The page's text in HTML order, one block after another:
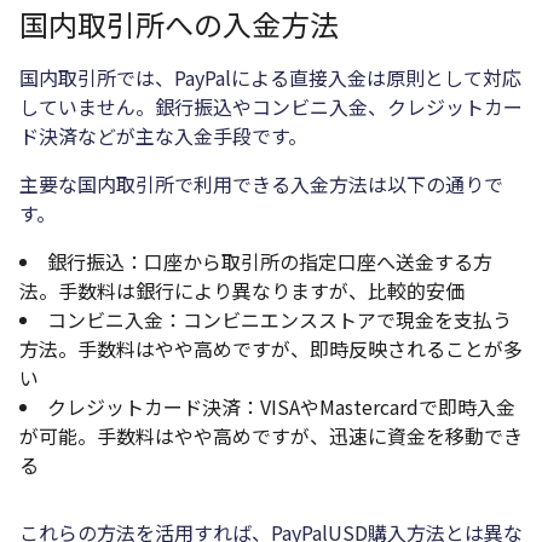
国内取引所への入金方法
国内取引所では、PayPalによる直接入金は原則として対応
していません。銀行振込やコンビニ入金、クレジットカー
ド決済などが主な入金手段です。
主要な国内取引所で利用できる入金方法は以下の通りで
す。
銀行振込：口座から取引所の指定口座へ送金する方
法。手数料は銀行により異なりますが、比較的安価
コンビニ入金：コンビニエンスストアで現金を支払う
方法。手数料はやや高めですが、即時反映されることが多
い
クレジットカード決済：VISAやMastercardで即時入金
が可能。手数料はやや高めですが、迅速に資金を移動でき
る
これらの方法を活用すれば、PayPalUSD購入方法とは異な